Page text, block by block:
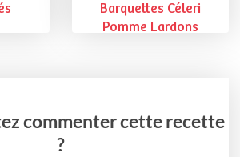
Barquettes Céleri
Pomme Lardons
commenter cette recette
?